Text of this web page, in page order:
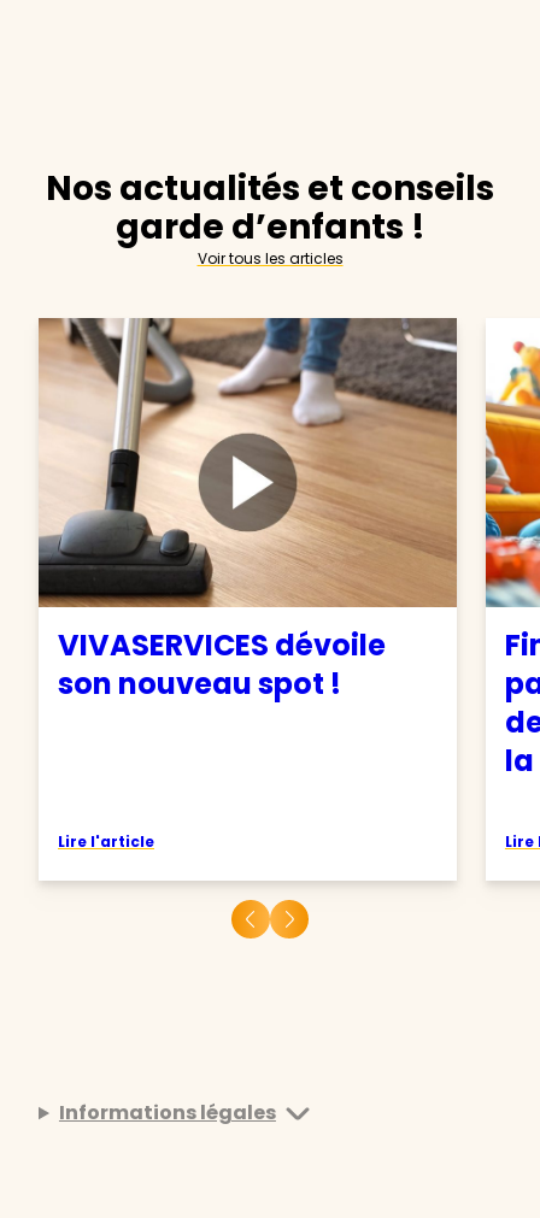
Nos actualités et conseils
garde d’enfants !
Voir tous les articles
VIVASERVICES dévoile
son nouveau spot !
Lire l'article
la
Informations légales